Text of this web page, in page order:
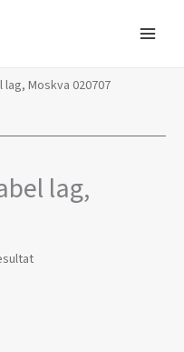
Moskva 020707
lag,